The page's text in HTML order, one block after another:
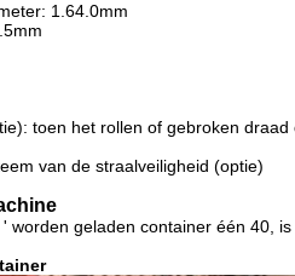
1.64.0mm
toen het rollen of gebroken
van de straalveiligheid (optie)
worden geladen container één 40,